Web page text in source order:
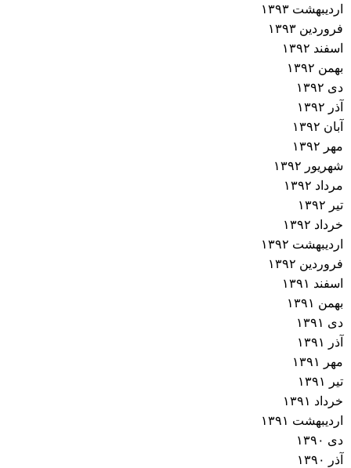
اردیبهشت ۱۳۹۳
فروردین ۱۳۹۳
اسفند ۱۳۹۲
بهمن ۱۳۹۲
دی ۱۳۹۲
آذر ۱۳۹۲
آبان ۱۳۹۲
مهر ۱۳۹۲
شهریور ۱۳۹۲
مرداد ۱۳۹۲
تیر ۱۳۹۲
خرداد ۱۳۹۲
اردیبهشت ۱۳۹۲
فروردین ۱۳۹۲
اسفند ۱۳۹۱
بهمن ۱۳۹۱
دی ۱۳۹۱
آذر ۱۳۹۱
مهر ۱۳۹۱
تیر ۱۳۹۱
خرداد ۱۳۹۱
اردیبهشت ۱۳۹۱
دی ۱۳۹۰
آذر ۱۳۹۰